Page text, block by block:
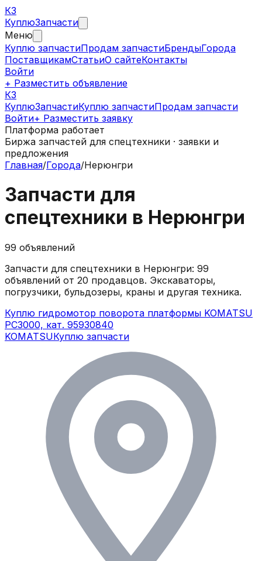
КЗ
КуплюЗапчасти
Меню
Куплю запчастиПродам запчастиБрендыГорода
ПоставщикамСтатьиО сайтеКонтакты
Войти
+ Разместить объявление
КЗ
КуплюЗапчастиКуплю запчастиПродам запчасти
Войти+ Разместить заявку
Платформа работает
Биржа запчастей для спецтехники · заявки и
предложения
Главная/Города/Нерюнгри
Запчасти для
спецтехники в Нерюнгри
99 объявлений
Запчасти для спецтехники в Нерюнгри: 99
объявлений от 20 продавцов. Экскаваторы,
погрузчики, бульдозеры, краны и другая техника.
Куплю гидромотор поворота платформы KOMATSU
PC3000, кат. 95930840
KOMATSUКуплю запчасти